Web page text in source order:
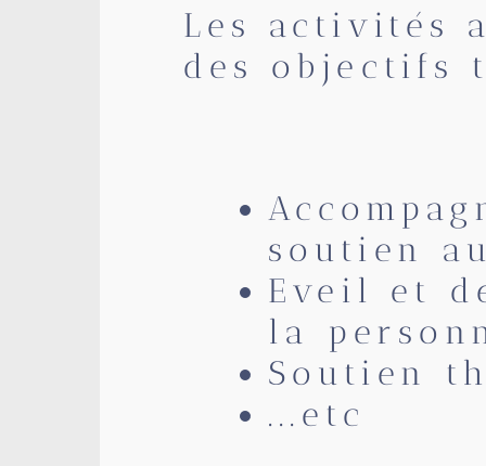
Les activités
des objectifs
soutien
Eveil et
la
Soutien
...etc